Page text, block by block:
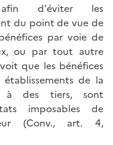
afin d'éviter les
du point de vue de
par voie de
ou par tout autre
que les bénéfices
de la
à des tiers, sont
imposables de
(Conv., art. 4,